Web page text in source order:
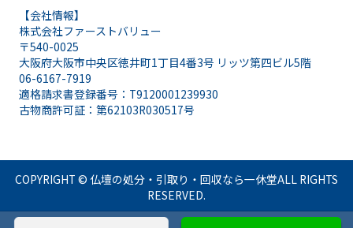
【会社情報】
株式会社ファーストバリュー
〒540-0025
大阪府大阪市中央区徳井町1丁目4番3号 リッツ第四ビル5階
06-6167-7919
適格請求書登録番号：T9120001239930
古物商許可証：第62103R030517号
COPYRIGHT © 仏壇の処分・引取り・回収なら一休堂ALL RIGHTS
RESERVED.